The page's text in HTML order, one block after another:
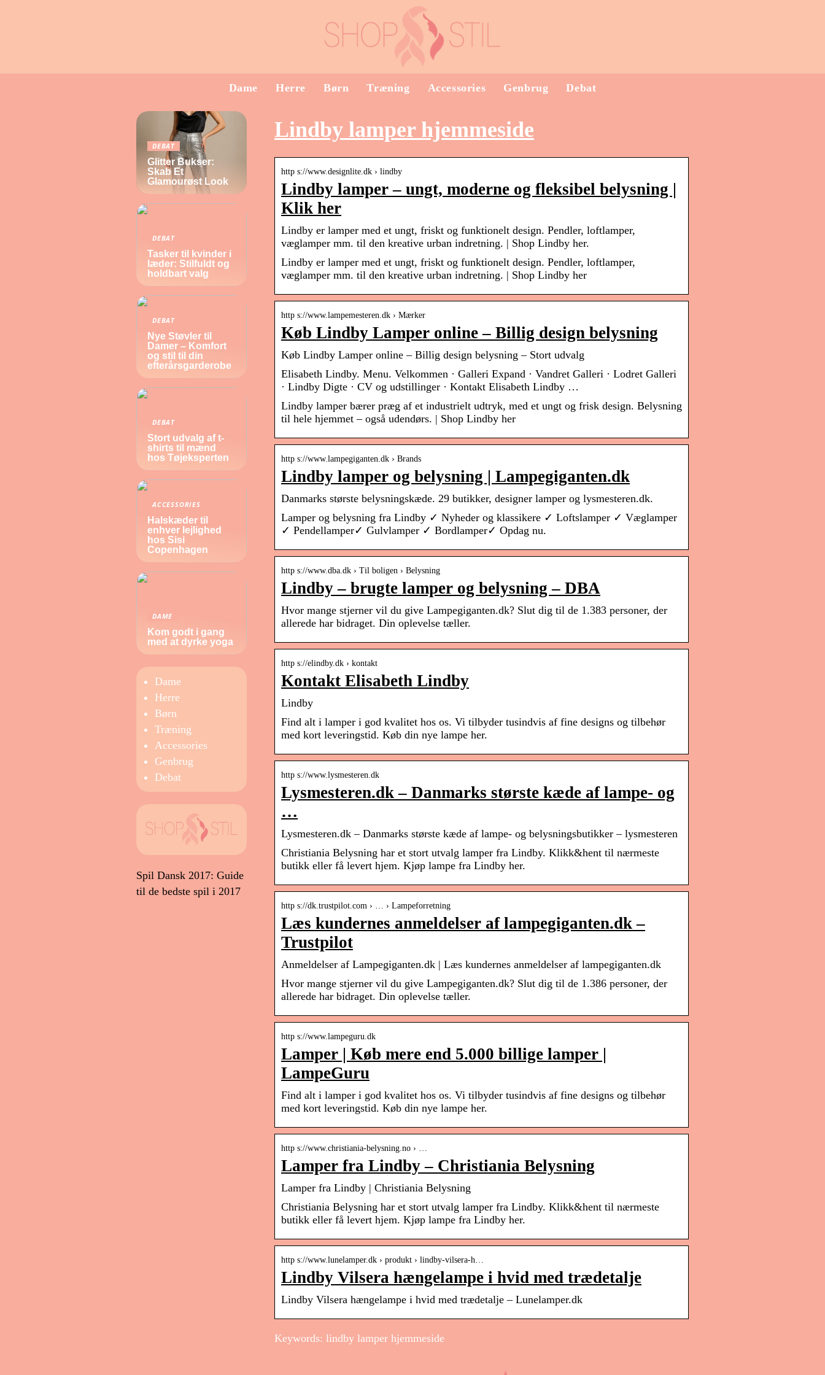
Dame Herre Børn Træning Accessories Genbrug Debat
Lindby lamper hjemmeside
http s://www.designlite.dk › lindby
Lindby lamper – ungt, moderne og fleksibel belysning |
Klik her
Lindby er lamper med et ungt, friskt og funktionelt design. Pendler, loftlamper,
væglamper mm. til den kreative urban indretning. | Shop Lindby her.
Lindby er lamper med et ungt, friskt og funktionelt design. Pendler, loftlamper,
væglamper mm. til den kreative urban indretning. | Shop Lindby her
http s://www.lampemesteren.dk › Mærker
Køb Lindby Lamper online – Billig design belysning
Køb Lindby Lamper online – Billig design belysning – Stort udvalg
Elisabeth Lindby. Menu. Velkommen · Galleri Expand · Vandret Galleri · Lodret Galleri
· Lindby Digte · CV og udstillinger · Kontakt Elisabeth Lindby …
Lindby lamper bærer præg af et industrielt udtryk, med et ungt og frisk design. Belysning
til hele hjemmet – også udendørs. | Shop Lindby her
http s://www.lampegiganten.dk › Brands
Lindby lamper og belysning | Lampegiganten.dk
Danmarks største belysningskæde. 29 butikker, designer lamper og lysmesteren.dk.
Lamper og belysning fra Lindby ✓ Nyheder og klassikere ✓ Loftslamper ✓ Væglamper
✓ Pendellamper✓ Gulvlamper ✓ Bordlamper✓ Opdag nu.
http s://www.dba.dk › Til boligen › Belysning
Lindby – brugte lamper og belysning – DBA
Hvor mange stjerner vil du give Lampegiganten.dk? Slut dig til de 1.383 personer, der
allerede har bidraget. Din oplevelse tæller.
http s://elindby.dk › kontakt
Kontakt Elisabeth Lindby
Lindby
Find alt i lamper i god kvalitet hos os. Vi tilbyder tusindvis af fine designs og tilbehør
med kort leveringstid. Køb din nye lampe her.
http s://www.lysmesteren.dk
Lysmesteren.dk – Danmarks største kæde af lampe- og
…
Lysmesteren.dk – Danmarks største kæde af lampe- og belysningsbutikker – lysmesteren
Christiania Belysning har et stort utvalg lamper fra Lindby. Klikk&hent til nærmeste
butikk eller få levert hjem. Kjøp lampe fra Lindby her.
http s://dk.trustpilot.com › … › Lampeforretning
Læs kundernes anmeldelser af lampegiganten.dk –
Trustpilot
Anmeldelser af Lampegiganten.dk | Læs kundernes anmeldelser af lampegiganten.dk
Hvor mange stjerner vil du give Lampegiganten.dk? Slut dig til de 1.386 personer, der
allerede har bidraget. Din oplevelse tæller.
http s://www.lampeguru.dk
Lamper | Køb mere end 5.000 billige lamper |
LampeGuru
Find alt i lamper i god kvalitet hos os. Vi tilbyder tusindvis af fine designs og tilbehør
med kort leveringstid. Køb din nye lampe her.
http s://www.christiania-belysning.no › …
Lamper fra Lindby – Christiania Belysning
Lamper fra Lindby | Christiania Belysning
Christiania Belysning har et stort utvalg lamper fra Lindby. Klikk&hent til nærmeste
butikk eller få levert hjem. Kjøp lampe fra Lindby her.
http s://www.lunelamper.dk › produkt › lindby-vilsera-h…
Lindby Vilsera hængelampe i hvid med trædetalje
Lindby Vilsera hængelampe i hvid med trædetalje – Lunelamper.dk
Keywords: lindby lamper hjemmeside
DEBAT
Glitter Bukser:
Skab Et
Glamourøst Look
DEBAT
Tasker til kvinder i
læder: Stilfuldt og
holdbart valg
DEBAT
Nye Støvler til
Damer – Komfort
og stil til din
efterårsgarderobe
DEBAT
Stort udvalg af t-
shirts til mænd
hos Tøjeksperten
ACCESSORIES
Halskæder til
enhver lejlighed
hos Sisi
Copenhagen
DAME
Kom godt i gang
med at dyrke yoga
Dame
Herre
Børn
Træning
Accessories
Genbrug
Debat
Spil Dansk 2017: Guide
til de bedste spil i 2017